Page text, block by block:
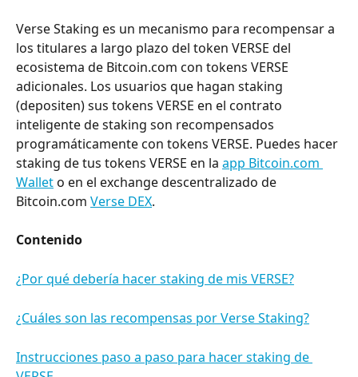
Verse Staking es un mecanismo para recompensar a
los titulares a largo plazo del token VERSE del
ecosistema de Bitcoin.com con tokens VERSE
adicionales. Los usuarios que hagan staking
(depositen) sus tokens VERSE en el contrato
inteligente de staking son recompensados
programáticamente con tokens VERSE. Puedes hacer
staking de tus tokens VERSE en la app Bitcoin.com
Wallet o en el exchange descentralizado de
Bitcoin.com Verse DEX.
Contenido
¿Por qué debería hacer staking de mis VERSE?
¿Cuáles son las recompensas por Verse Staking?
Instrucciones paso a paso para hacer staking de